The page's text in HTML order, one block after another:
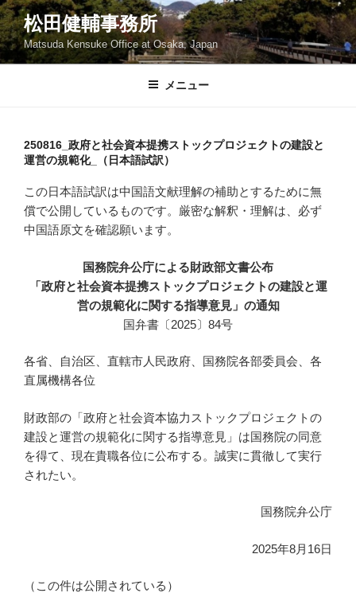
コ
ン
テ
ン
松田健輔事務所
Matsuda Kensuke Office at Osaka, Japan
メニュー
250816_政府と社会資本提携ストックプロジェクトの建設と
運営の規範化_（日本語試訳）
この日本語試訳は中国語文献理解の補助とするために無
償で公開しているものです。厳密な解釈・理解は、必ず
中国語原文を確認願います。
国務院弁公庁による財政部文書公布
「政府と社会資本提携ストックプロジェクトの建設と運
営の規範化に関する指導意見」の通知
国弁書〔2025〕84号
各省、自治区、直轄市人民政府、国務院各部委員会、各
直属機構各位
財政部の「政府と社会資本協力ストックプロジェクトの
建設と運営の規範化に関する指導意見」は国務院の同意
を得て、現在貴職各位に公布する。誠実に貫徹して実行
されたい。
国務院弁公庁
2025年8月16日
（この件は公開されている）